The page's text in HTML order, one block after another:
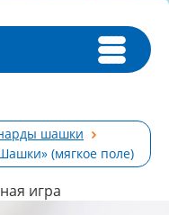
шашки
(мягкое поле)